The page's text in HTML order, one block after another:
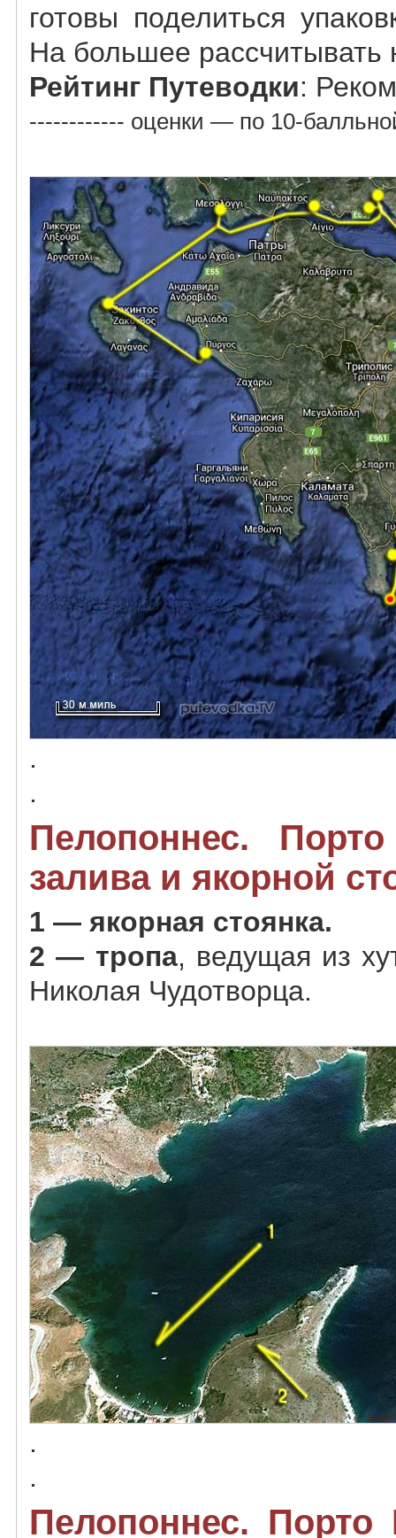
готовы поделиться
На большее рассчитывать
Рейтинг Путеводки:
------------ оценки — по 10-
.
.
Пелопоннес.
залива и якорной
1 — якорная стоянка.
2 — тропа, ведущая из
Николая Чудотворца.
.
.
Пелопоннес.